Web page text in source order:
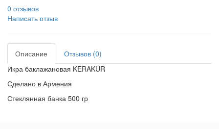
0 отзывов
Написать отзыв
Описание
Отзывов (0)
Икра баклажановая KERAKUR
Сделано в Армения
Стеклянная банка 500 гр